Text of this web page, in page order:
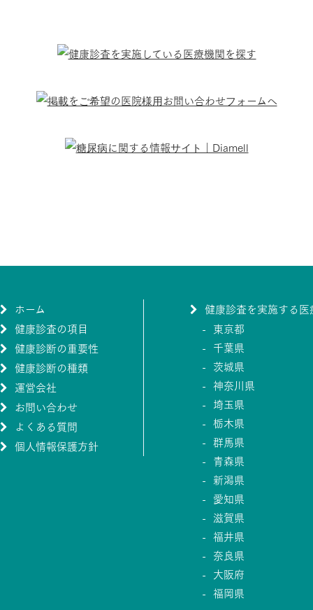
ホーム
健康診査の項目
健康診断の重要性
健康診断の種類
運営会社
お問い合わせ
よくある質問
個人情報保護方針
健康診査を実施する医
東京都
千葉県
茨城県
神奈川県
埼玉県
栃木県
群馬県
青森県
新潟県
愛知県
滋賀県
福井県
奈良県
大阪府
福岡県